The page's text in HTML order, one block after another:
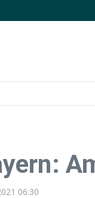
06:30